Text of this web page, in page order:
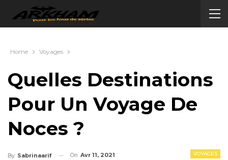
Home Voyages
Quelles Destinations
Pour Un Voyage De
Noces ?
VOYAGES
By Sabrinaarif On Avr 11, 2021